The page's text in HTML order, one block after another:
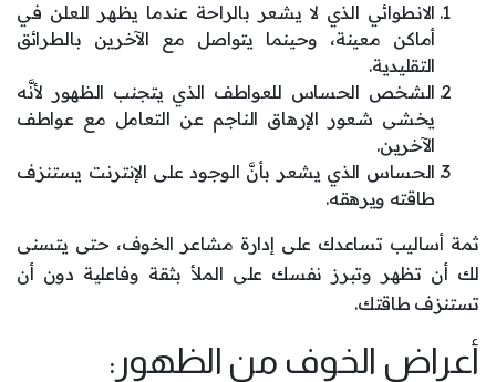
الانطوائي الذي لا يشعر بالراحة عندما يظهر للعلن في
أماكن معينة، وحينما يتواصل مع الآخرين بالطرائق
التقليدية.
الشخص الحساس للعواطف الذي يتجنب الظهور لأنَّه
يخشى شعور الإرهاق الناجم عن التعامل مع عواطف
الآخرين.
الحساس الذي يشعر بأنَّ الوجود على الإنترنت يستنزف
طاقته ويرهقه.
ثمة أساليب تساعدك على إدارة مشاعر الخوف، حتى يتسنى
لك أن تظهر وتبرز نفسك على الملأ بثقة وفاعلية دون أن
تستنزف طاقتك.
أعراض الخوف من الظهور: